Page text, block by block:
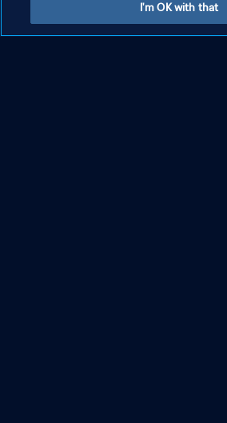
FIFA Fan Festival™I'm OK with that